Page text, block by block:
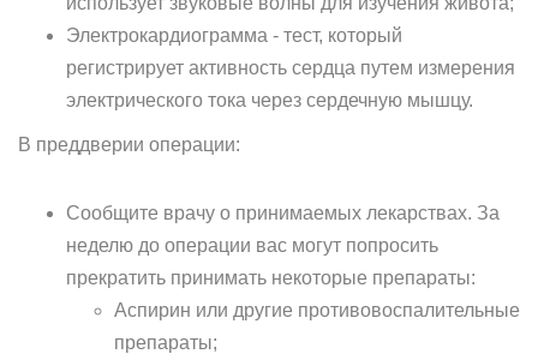
Электрокардиограмма - тест, который
регистрирует активность сердца путем измерения
электрического тока через сердечную мышцу.
В преддверии операции:
Сообщите врачу о принимаемых лекарствах. За
неделю до операции вас могут попросить
прекратить принимать некоторые препараты:
Аспирин или другие противовоспалительные
препараты;